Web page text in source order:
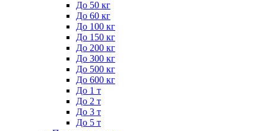
До 50 кг
До 60 кг
До 100 кг
До 150 кг
До 200 кг
До 300 кг
До 500 кг
До 600 кг
До 1 т
До 2 т
До 3 т
До 5 т